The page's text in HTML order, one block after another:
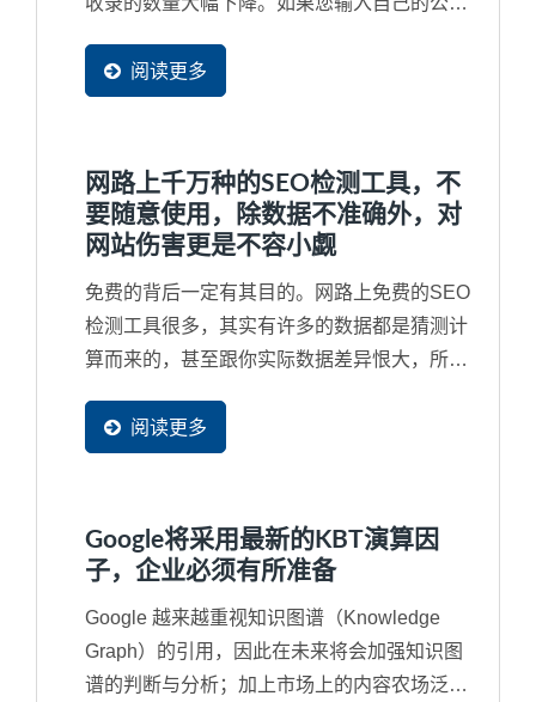
被列入黑名单了，从此不会再被找到了，也就
是说将近有90%潜在买主不会再发现到您的企
阅读更多
网路上千万种的SEO检测工具，不
要随意使用，除数据不准确外，对
网站伤害更是不容小觑
免费的背后一定有其目的。网路上免费的SEO
检测工具很多，其实有许多的数据都是猜测计
算而来的，甚至跟你实际数据差异恨大，所以
去吸引您去免费使用，甚在您根本没有看完同
意书就打勾送出，往往受害的都是企业自己的
的部分资料成为他们网站的一部分，将您辛苦
的经营的资料同意这些工具网站无穷尽的抓取
阅读更多
Google将采用最新的KBT演算因
子，企业必须有所准备
Google 越来越重视知识图谱（Knowledge
Graph）的引用，因此在未来将会加强知识图
谱的判断与分析；加上市场上的内容农场泛